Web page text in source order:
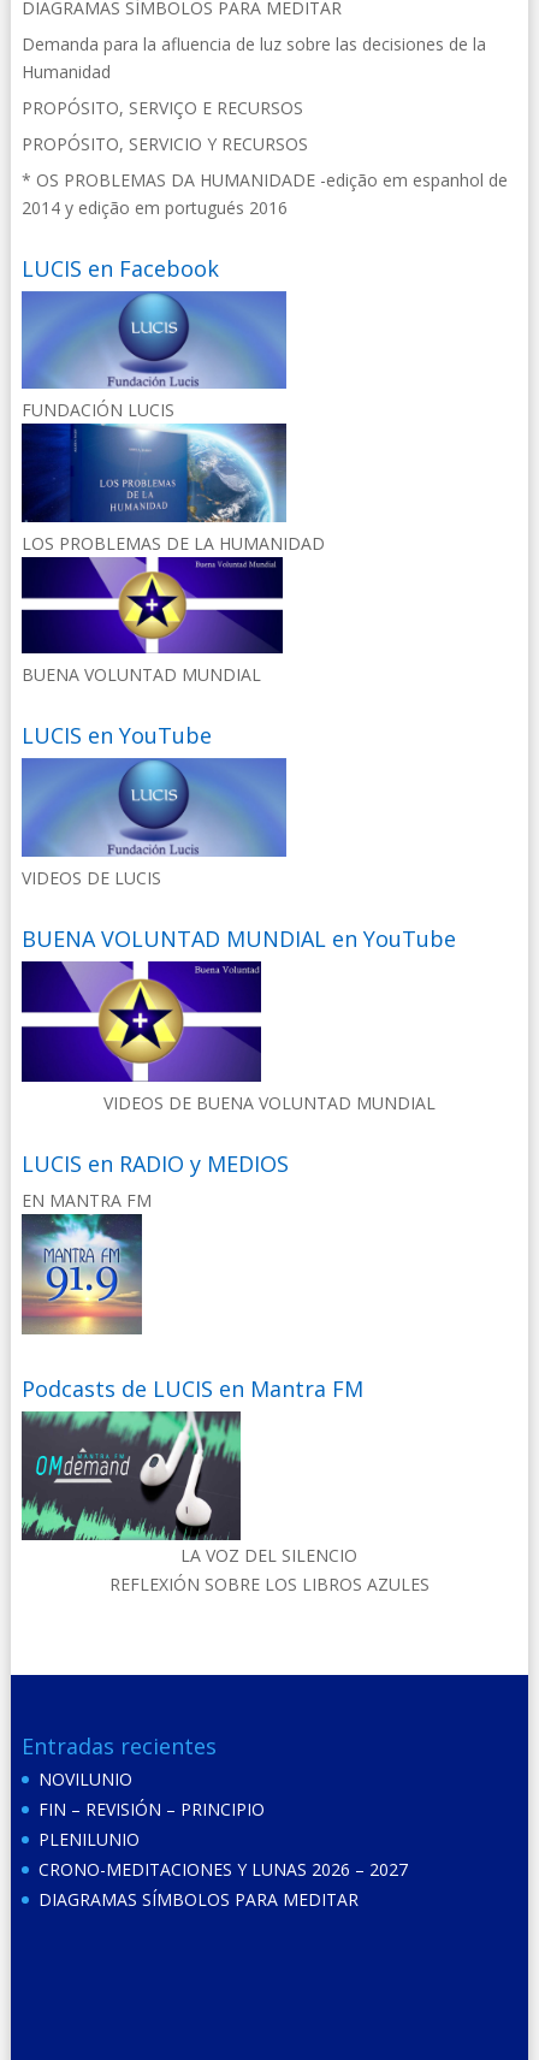
DIAGRAMAS SÍMBOLOS PARA MEDITAR
Demanda para la afluencia de luz sobre las decisiones de la
Humanidad
PROPÓSITO, SERVIÇO E RECURSOS
PROPÓSITO, SERVICIO Y RECURSOS
* OS PROBLEMAS DA HUMANIDADE -edição em espanhol de
2014 y edição em portugués 2016
LUCIS en Facebook
FUNDACIÓN LUCIS
LOS PROBLEMAS DE LA HUMANIDAD
BUENA VOLUNTAD MUNDIAL
LUCIS en YouTube
VIDEOS DE LUCIS
BUENA VOLUNTAD MUNDIAL en YouTube
VIDEOS DE BUENA VOLUNTAD MUNDIAL
LUCIS en RADIO y MEDIOS
EN MANTRA FM
Podcasts de LUCIS en Mantra FM
LA VOZ DEL SILENCIO
REFLEXIÓN SOBRE LOS LIBROS AZULES
Entradas recientes
NOVILUNIO
FIN – REVISIÓN – PRINCIPIO
PLENILUNIO
CRONO-MEDITACIONES Y LUNAS 2026 – 2027
DIAGRAMAS SÍMBOLOS PARA MEDITAR